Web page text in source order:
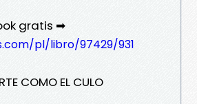
gratis ➡
pl/libro/97429/931
COMO EL CULO